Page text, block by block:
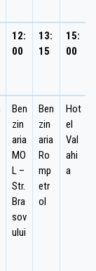
12:
00
13:
15
15:
00
Ben
zin
aria
MO
L –
Str.
Bra
sov
ului
Ben
zin
aria
Ro
mp
etr
ol
Hot
el
Val
ahi
a